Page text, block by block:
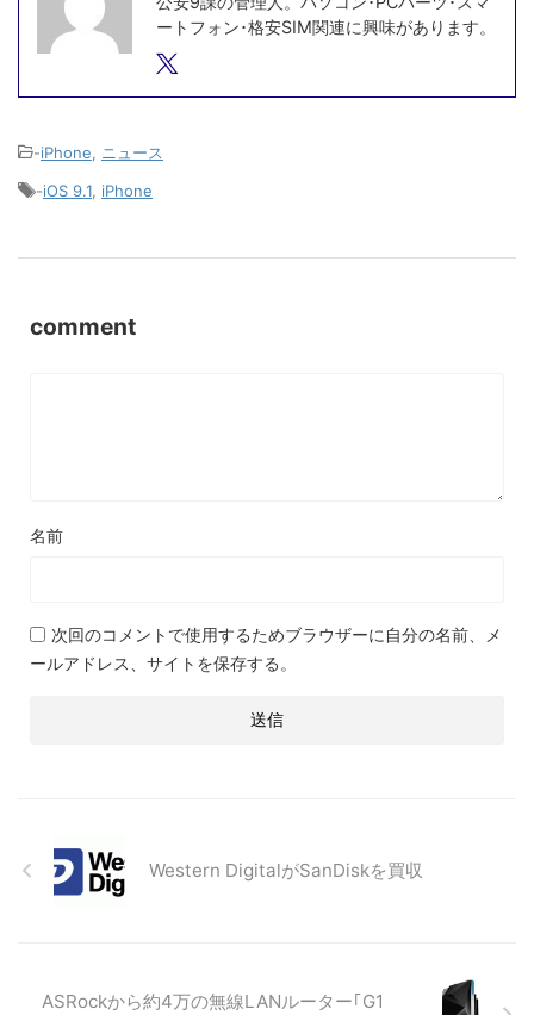
ートフォン･格安SIM関連に興味があります。
-iPhone
ニュース
-iOS 9.1 iPhone
comment
名前
次回のコメントで使用するためブラウザーに自分の名前、メ
ールアドレス、サイトを保存する。
Western DigitalがSanDiskを買収
ASRockから約4万の無線LANルーター｢G1